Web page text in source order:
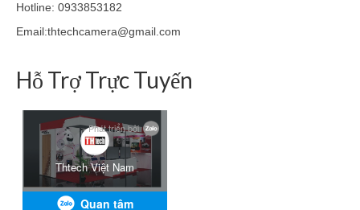
Hotline: 0933853182
Email:thtechcamera@gmail.com
Hỗ Trợ Trực Tuyến